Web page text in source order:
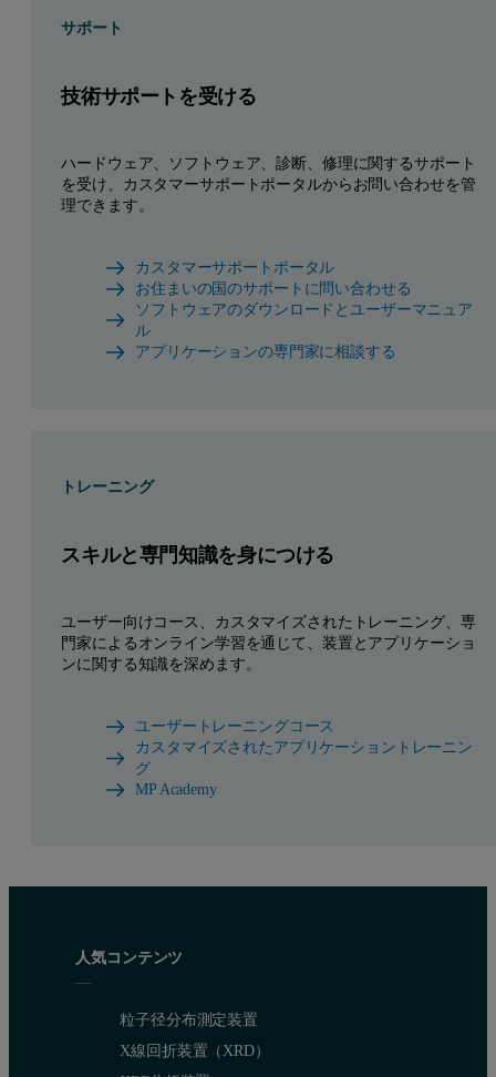
サポート
技術サポートを受ける
ハードウェア、ソフトウェア、診断、修理に関するサポート
を受け、カスタマーサポートポータルからお問い合わせを管
理できます。
カスタマーサポートポータル
お住まいの国のサポートに問い合わせる
ソフトウェアのダウンロードとユーザーマニュア
ル
アプリケーションの専門家に相談する
トレーニング
スキルと専門知識を身につける
ユーザー向けコース、カスタマイズされたトレーニング、専
門家によるオンライン学習を通じて、装置とアプリケーショ
ンに関する知識を深めます。
ユーザートレーニングコース
カスタマイズされたアプリケーショントレーニン
グ
MP Academy
人気コンテンツ
粒子径分布測定装置
X線回折装置（XRD）